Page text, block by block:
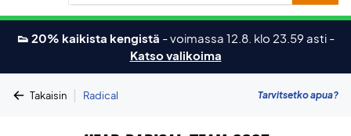
👟 20% kaikista kengistä -voimassa 12.8. klo 23.59 asti -
Katso valikoima
Takaisin | Radical Tarvitsetko apua?